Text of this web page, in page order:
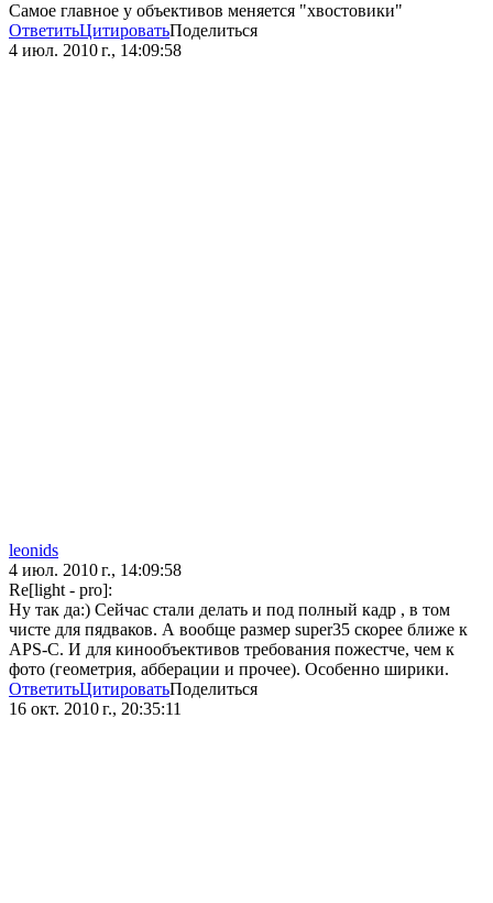
Самое главное у объективов меняется "хвостовики"
ОтветитьЦитироватьПоделиться
4 июл. 2010 г., 14:09:58
leonids
4 июл. 2010 г., 14:09:58
Re[light - pro]:
Ну так да:) Сейчас стали делать и под полный кадр , в том
чисте для пядваков. А вообще размер super35 скорее ближе к
APS-C. И для кинообъективов требования пожестче, чем к
фото (геометрия, абберации и прочее). Особенно ширики.
ОтветитьЦитироватьПоделиться
16 окт. 2010 г., 20:35:11